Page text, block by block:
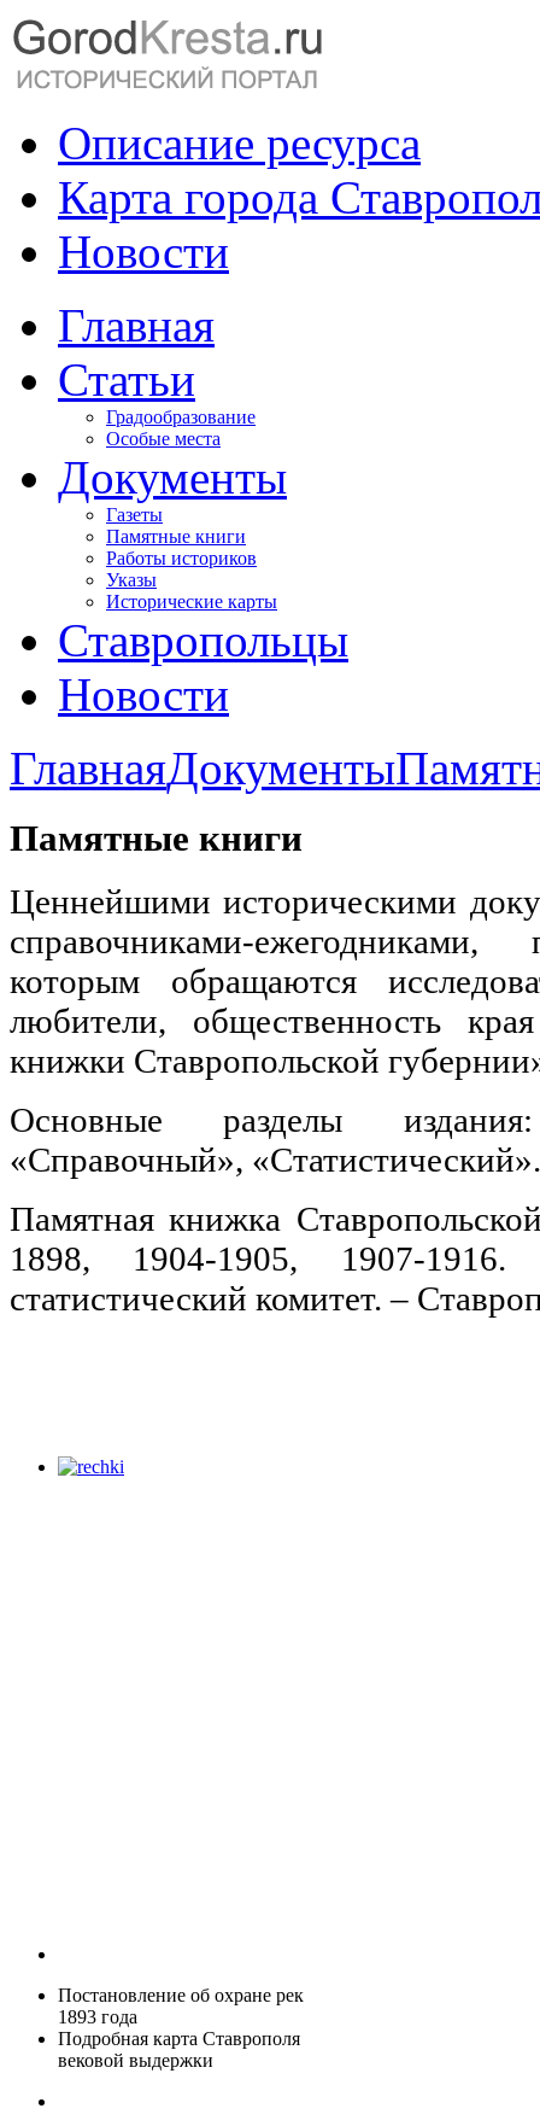
Описание ресурса
Карта города
Новости
Главная
Статьи
Градообразование
Особые места
Документы
Газеты
Памятные книги
Работы историков
Указы
Исторические карты
Ставропольцы
Новости
ГлавнаяДокументы
Памятные книги
Ценнейшими историческими
справочниками-
которым обращаются
любители, общественность
книжки Ставропольской
Основные разделы издания:
«Справочный», «Статистический».
Памятная книжка
1898, 1904-1905, 1907-
статистический комитет. –
Постановление об охране рек
1893 года
Подробная карта Ставрополя
вековой выдержки